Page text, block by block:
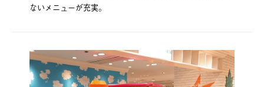
ないメニューが充実。